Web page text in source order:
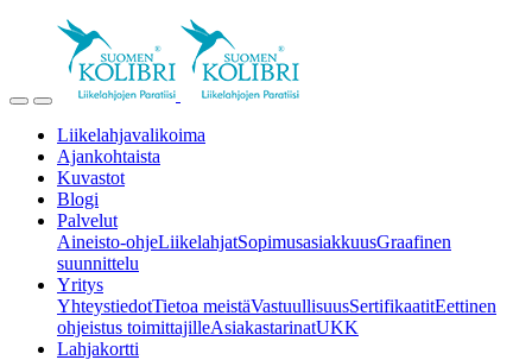
Liikelahjavalikoima
Ajankohtaista
Kuvastot
Blogi
Palvelut
Aineisto-ohjeLiikelahjatSopimusasiakkuusGraafinen
suunnittelu
Yritys
YhteystiedotTietoa meistäVastuullisuusSertifikaatitEettinen
ohjeistus toimittajilleAsiakastarinatUKK
Lahjakortti